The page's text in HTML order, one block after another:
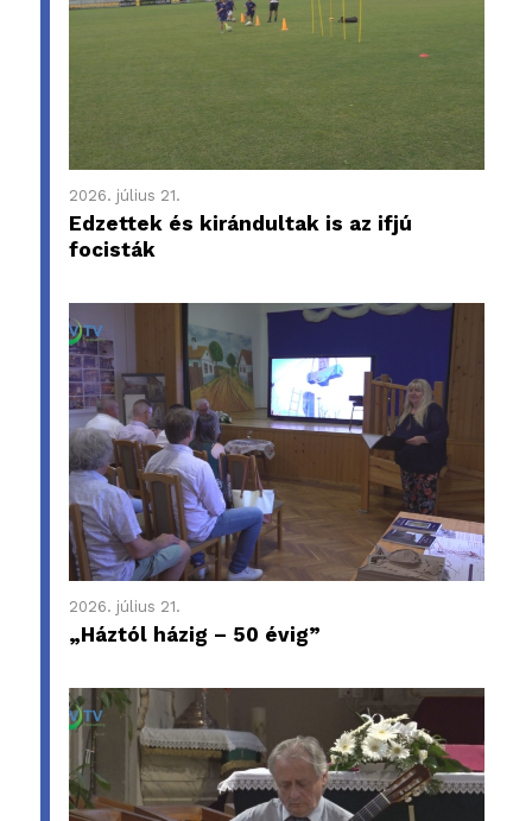
2026. július 21.
Edzettek és kirándultak is az ifjú
focisták
2026. július 21.
„Háztól házig – 50 évig”